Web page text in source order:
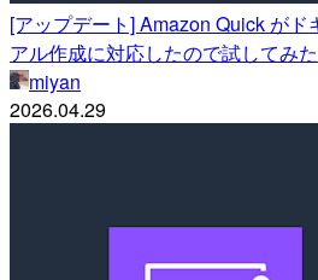
[アップデート] Amazon Quick がド
アル作成に対応したので試してみた
miyan
2026.04.29